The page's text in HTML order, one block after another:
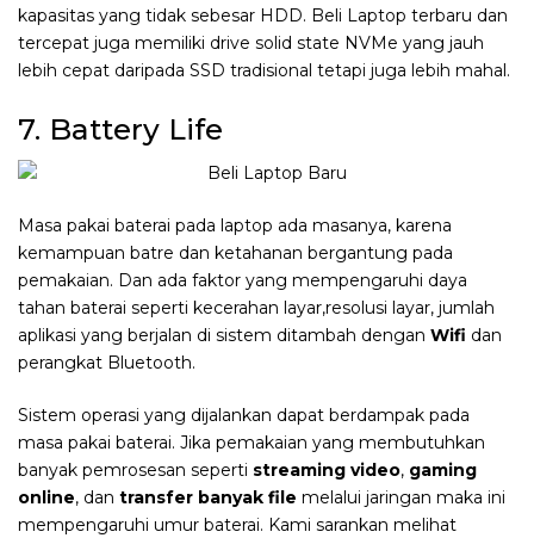
kapasitas yang tidak sebesar HDD. Beli Laptop terbaru dan
tercepat juga memiliki drive solid state NVMe yang jauh
lebih cepat daripada SSD tradisional tetapi juga lebih mahal.
7. Battery Life
Masa pakai baterai pada laptop ada masanya, karena
kemampuan batre dan ketahanan bergantung pada
pemakaian. Dan ada faktor yang mempengaruhi daya
tahan baterai seperti kecerahan layar,resolusi layar, jumlah
aplikasi yang berjalan di sistem ditambah dengan Wifi dan
perangkat Bluetooth.
Sistem operasi yang dijalankan dapat berdampak pada
masa pakai baterai. Jika pemakaian yang membutuhkan
banyak pemrosesan seperti streaming video, gaming
online, dan transfer banyak file melalui jaringan maka ini
mempengaruhi umur baterai. Kami sarankan melihat